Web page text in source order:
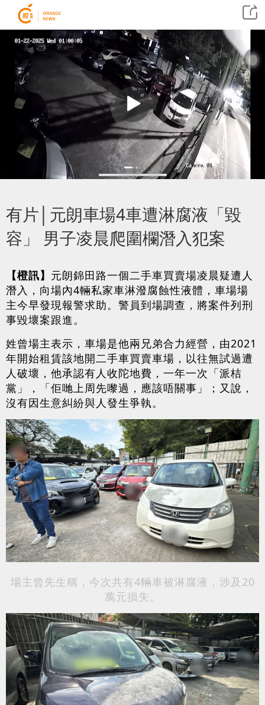
有片│元朗車場4車遭淋腐液「毀
容」 男子凌晨爬圍欄潛入犯案
【橙訊】 元朗錦田路一個二手車買賣場凌晨疑遭人
潛入，向場內4輛私家車淋潑腐蝕性液體，車場場
主今早發現報警求助。警員到場調查，將案件列刑
事毀壞案跟進。
姓曾場主表示，車場是他兩兄弟合力經營，由2021
年開始租賃該地開二手車買賣車場，以往無試過遭
人破壞，他承認有人收陀地費，一年一次「派桔
黨」，「佢哋上周先嚟過，應該唔關事」；又說，
沒有因生意糾紛與人發生爭執。
場主曾先生稱，今次共有4輛車被淋腐液，涉及20
萬元損失。